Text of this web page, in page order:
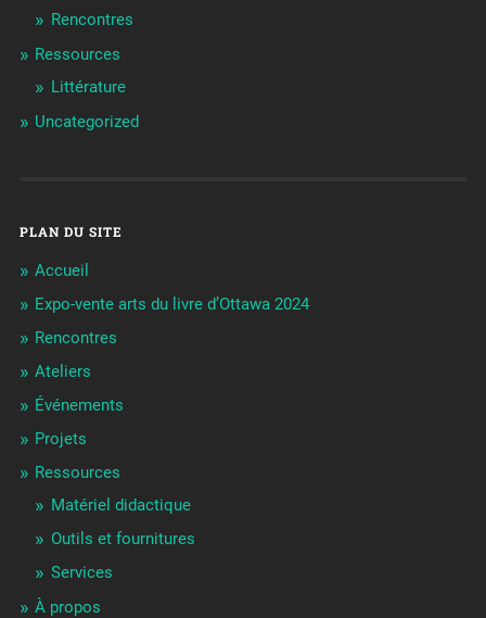
Rencontres
Ressources
Littérature
Uncategorized
PLAN DU SITE
Accueil
Expo-vente arts du livre d’Ottawa 2024
Rencontres
Ateliers
Événements
Projets
Ressources
Matériel didactique
Outils et fournitures
Services
À propos